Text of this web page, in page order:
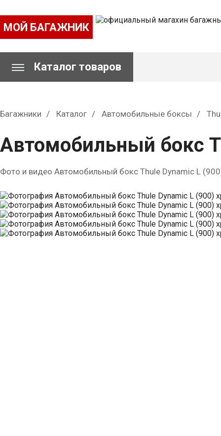
МОЙ БАГАЖНИК
Каталог товаров
Багажники Каталог Автомобильные боксы
Автомобильный бокс
Фото и видео Автомобильный бокс Thule Dynamic L